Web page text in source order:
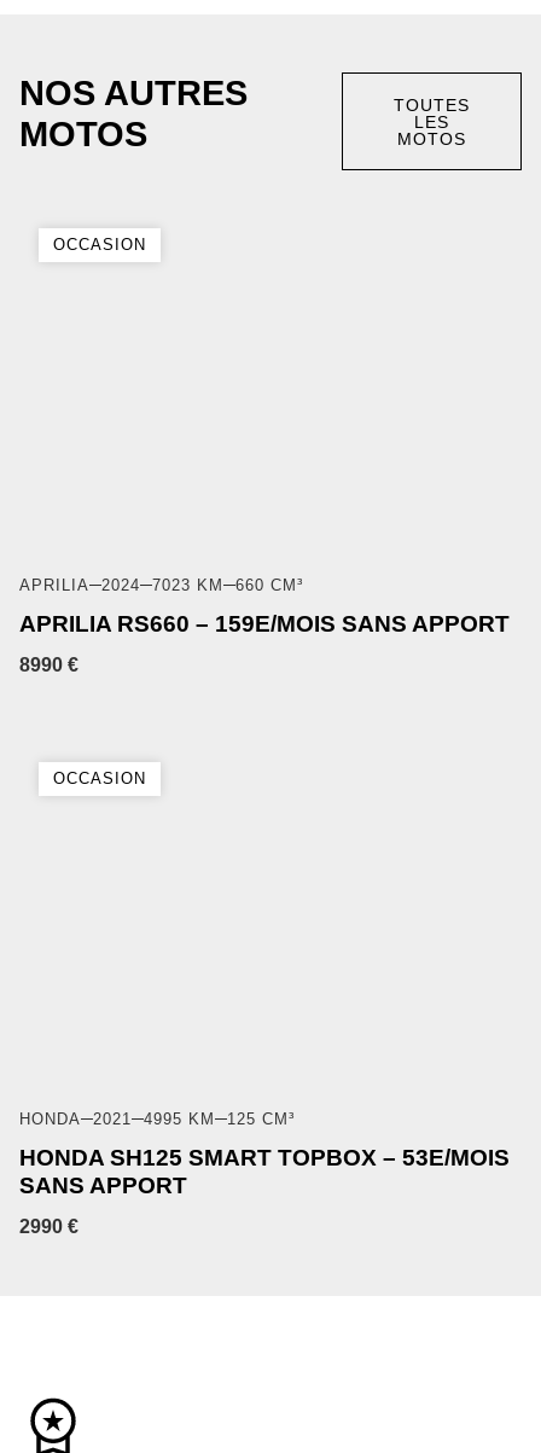
NOS AUTRES
MOTOS
TOUTES
LES
MOTOS
OCCASION
APRILIA 2024 7023 KM 660 CM³
APRILIA RS660 – 159E/MOIS SANS APPORT
8990 €
OCCASION
HONDA 2021 4995 KM 125 CM³
HONDA SH125 SMART TOPBOX – 53E/MOIS
SANS APPORT
2990 €